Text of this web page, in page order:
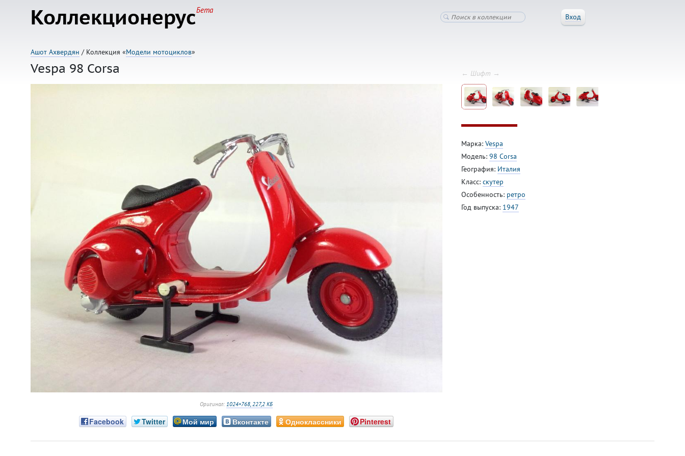
КоллекционерусБета
Вход
Ашот Ахвердян / Коллекция «Модели мотоциклов»
Vespa 98 Corsa
Оригинал:1024×768, 227,2 КБ
Facebook Twitter Мой мир Вконтакте Одноклассники Pinterest
← Шифт →
Марка: Vespa
Модель: 98 Corsa
География: Италия
Класс: скутер
Особенность: ретро
Год выпуска: 1947